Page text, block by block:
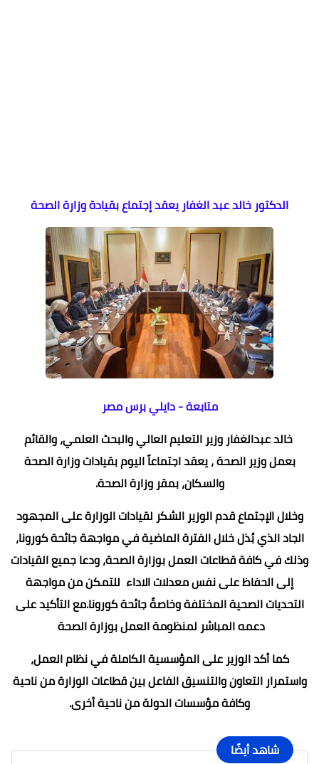
الدكتور خالد عبد الغفار يعقد إجتماع بقيادة وزارة الصحة
متابعة - دايلي برس مصر
خالد عبدالغفار وزير التعليم العالي والبحث العلمي، والقائم
بعمل وزير الصحة ، يعقد اجتماعاً اليوم بقيادات وزارة الصحة
والسكان، بمقر وزارة الصحة.
وخلال الإجتماع قدم الوزير الشكر لقيادات الوزارة على المجهود
الجاد الذي بُذل خلال الفترة الماضية في مواجهة جائحة كورونا،
وذلك في كافة قطاعات العمل بوزارة الصحة، ودعا جميع القيادات
إلى الحفاظ على نفس معدلات الاداء للتمكن من مواجهة
التحديات الصحية المختلفة وخاصةً جائحة كورونا.مع التأكيد على
دعمه المباشر لمنظومة العمل بوزارة الصحة
كما أكد الوزير على المؤسسية الكاملة في نظام العمل،
واستمرار التعاون والتنسيق الفاعل بين قطاعات الوزارة من ناحية
وكافة مؤسسات الدولة من ناحية أخرى.
شاهد أيضًا